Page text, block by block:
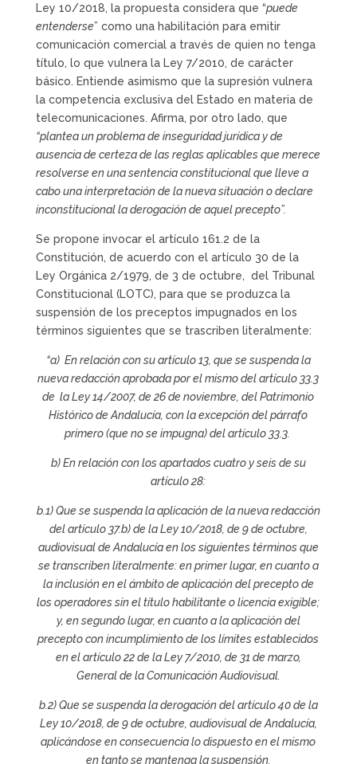
Ley 10/2018, la propuesta considera que “puede
entenderse” como una habilitación para emitir
comunicación comercial a través de quien no tenga
título, lo que vulnera la Ley 7/2010, de carácter
básico. Entiende asimismo que la supresión vulnera
la competencia exclusiva del Estado en materia de
telecomunicaciones. Afirma, por otro lado, que
“plantea un problema de inseguridad jurídica y de
ausencia de certeza de las reglas aplicables que merece
resolverse en una sentencia constitucional que lleve a
cabo una interpretación de la nueva situación o declare
inconstitucional la derogación de aquel precepto”.
Se propone invocar el artículo 161.2 de la
Constitución, de acuerdo con el artículo 30 de la
Ley Orgánica 2/1979, de 3 de octubre, del Tribunal
Constitucional (LOTC), para que se produzca la
suspensión de los preceptos impugnados en los
términos siguientes que se trascriben literalmente:
“a) En relación con su artículo 13, que se suspenda la
nueva redacción aprobada por el mismo del artículo 33.3
de la Ley 14/2007, de 26 de noviembre, del Patrimonio
Histórico de Andalucía, con la excepción del párrafo
primero (que no se impugna) del artículo 33.3.
b) En relación con los apartados cuatro y seis de su
artículo 28:
b.1) Que se suspenda la aplicación de la nueva redacción
del artículo 37.b) de la Ley 10/2018, de 9 de octubre,
audiovisual de Andalucía en los siguientes términos que
se transcriben literalmente: en primer lugar, en cuanto a
la inclusión en el ámbito de aplicación del precepto de
los operadores sin el título habilitante o licencia exigible;
y, en segundo lugar, en cuanto a la aplicación del
precepto con incumplimiento de los límites establecidos
en el artículo 22 de la Ley 7/2010, de 31 de marzo,
General de la Comunicación Audiovisual.
b.2) Que se suspenda la derogación del artículo 40 de la
Ley 10/2018, de 9 de octubre, audiovisual de Andalucía,
aplicándose en consecuencia lo dispuesto en el mismo
en tanto se mantenga la suspensión.